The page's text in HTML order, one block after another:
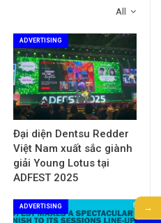
All
ADVERTISING
Đại diện Dentsu Redder
Việt Nam xuất sắc giành
giải Young Lotus tại
ADFEST 2025
ADVERTISING →